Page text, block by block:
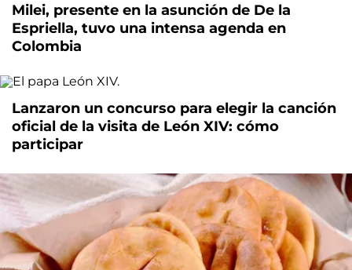
Milei, presente en la asunción de De la
Espriella, tuvo una intensa agenda en
Colombia
Lanzaron un concurso para elegir la canción
oficial de la visita de León XIV: cómo
participar